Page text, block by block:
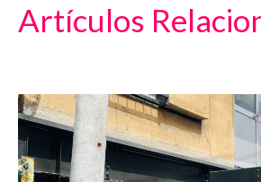
Artículos